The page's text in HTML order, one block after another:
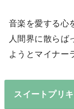
音楽を愛する心
人間界に散らば
ようとマイナー
スイートプリ